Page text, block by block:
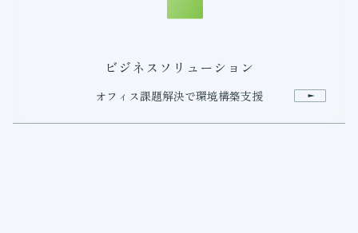
ビジネスソリューション
オフィス課題解決で環境構築支援